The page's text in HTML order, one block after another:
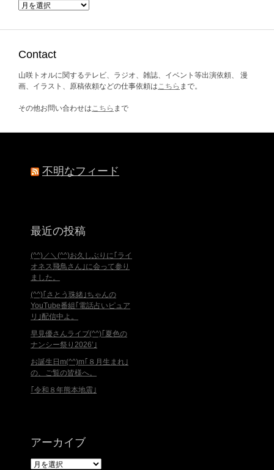
ア
ブ
Contact
山咲トオルに関するテレビ、ラジオ、雑誌、イベント等出演依頼、 漫
画、イラスト、原稿依頼などの仕事依頼はこちら まで。
その他お問い合わせはこちら まで
不明なフィード
最近の投稿
(^^)／＼(^^)お久しぶりに｢ライ
オネス飛鳥さん｣に会って参り
ました。
(^^)｢さとう珠緒｣ちゃんの
YouTube番組｢電話占いピュア
リ｣配信中よ。
早見優さんライブ(^^)｢夏色の
ナンシー祭り2026’｣
お誕生日m(^^)m｢８月生まれ｣
の、ご覧の皆様へ。
｢令和８年熊本地震｣
アーカイブ
ア